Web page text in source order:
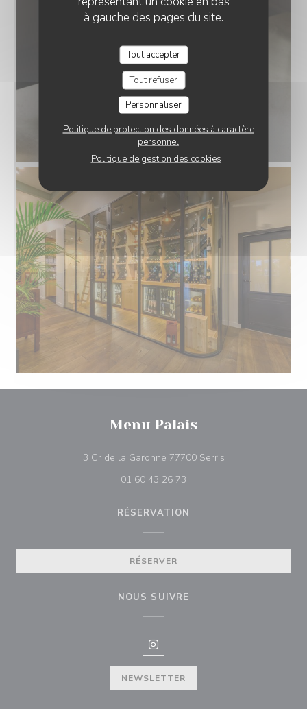
à gauche des pages du site.
Tout accepter
Tout refuser
Personnaliser
Politique de protection des données à caractère
personnel
Politique de gestion des cookies
Menu Palais
3 Cr de la Garonne 77700 Serris((ouvre une
01 60 43 26 73
RÉSERVATION
RÉSERVER
NOUS SUIVRE
Instagram ((ouvre une nouvelle
NEWSLETTER